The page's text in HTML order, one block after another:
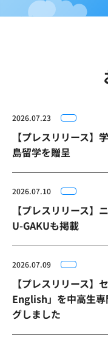
2026.07.23
【プレスリリース】
島留学を贈呈
2026.07.10
【プレスリリース】
U-GAKUも掲載
2026.07.09
【プレスリリース】
English」を中高生
グしました